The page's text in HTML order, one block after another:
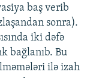
baş verib
sonra).
iki dəfə
bağlanıb. Bu
ilə izah